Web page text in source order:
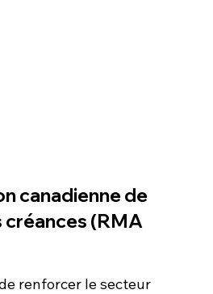
canadienne de
(RMA
renforcer le secteur